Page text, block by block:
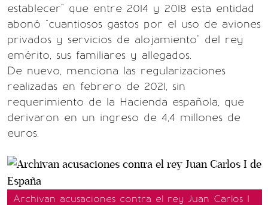
establecer" que entre 2014 y 2018 esta entidad
abonó "cuantiosos gastos por el uso de aviones
privados y servicios de alojamiento" del rey
emérito, sus familiares y allegados.
De nuevo, menciona las regularizaciones
realizadas en febrero de 2021, sin
requerimiento de la Hacienda española, que
derivaron en un ingreso de 4,4 millones de
euros.
Archivan acusaciones contra el rey Juan Carlos I